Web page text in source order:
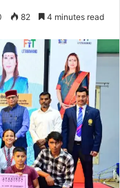
82 4 minutes read